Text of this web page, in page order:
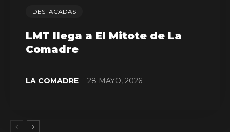
DESTACADAS
LMT llega a El Mitote de La
Comadre
LA COMADRE - 28 MAYO, 2026